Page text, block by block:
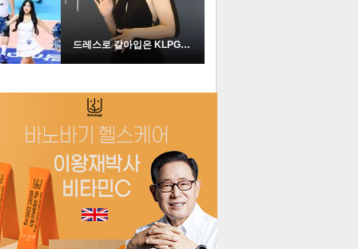
더보기
포토
드레스로 갈아입은 KLPGA …